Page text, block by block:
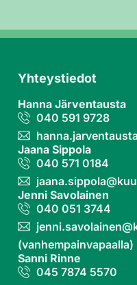
Yhteystiedot
Hanna Järventausta
040 591 9728
Jaana Sippola
040 571 0184
Jenni Savolainen
040 051 3744
(vanhempainvapaalla)
Sanni Rinne
045 7874 5570